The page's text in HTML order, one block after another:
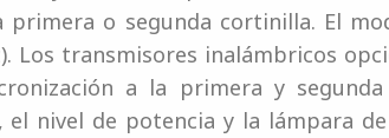
primera o segunda cortinilla. El
Los transmisores inalámbricos
a la primera y
el nivel de potencia y la lámpara